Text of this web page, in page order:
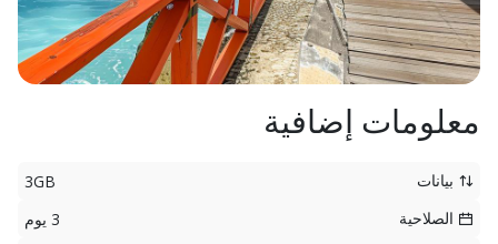
معلومات إضافية
بيانات
3GB
الصلاحية
3 يوم